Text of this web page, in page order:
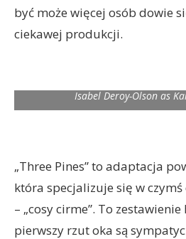
być może więcej osób dowie
ciekawej produkcji.
Isabel Deroy-Olson as
„Three Pines” to adaptacja
która specjalizuje się w
– „cosy cirme”. To
pierwszy rzut oka są